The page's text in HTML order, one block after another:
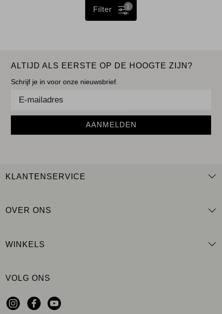
1
Filter
ALTIJD ALS EERSTE OP DE HOOGTE ZIJN?
Schrijf je in voor onze nieuwsbrief.
AANMELDEN
KLANTENSERVICE
OVER ONS
WINKELS
VOLG ONS